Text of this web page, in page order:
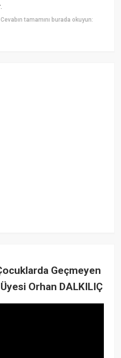
Cevabın tamamını burada okuyun:
Geçmeyen
Orhan DALKILIÇ